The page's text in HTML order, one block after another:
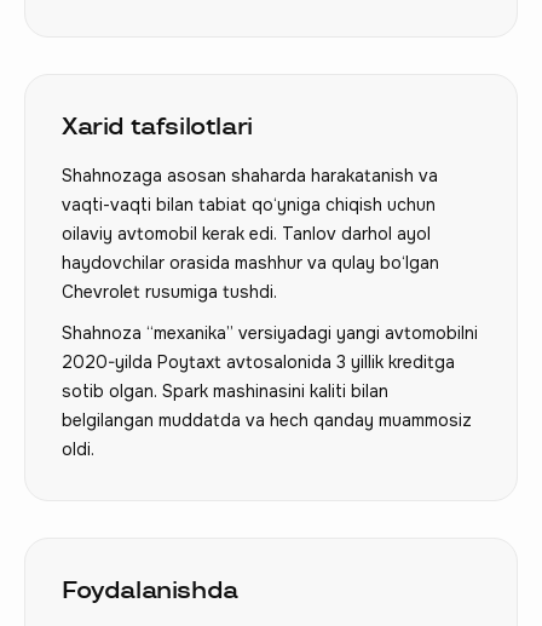
Xarid tafsilotlari
Shahnozaga asosan shaharda harakatanish va
vaqti-vaqti bilan tabiat qo‘yniga chiqish uchun
oilaviy avtomobil kerak edi. Tanlov darhol ayol
haydovchilar orasida mashhur va qulay bo‘lgan
Chevrolet rusumiga tushdi.
Shahnoza “mexanika” versiyadagi yangi avtomobilni
2020-yilda Poytaxt avtosalonida 3 yillik kreditga
sotib olgan. Spark mashinasini kaliti bilan
belgilangan muddatda va hech qanday muammosiz
oldi.
Foydalanishda